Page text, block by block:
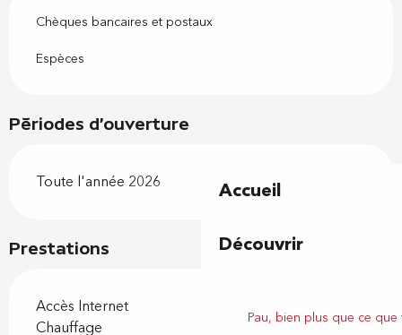
Accueil
Découvrir
Pau, bien plus que ce
Prestations
Accès Internet
Chauffage
Chèques bancaires et postaux
Espèces
Périodes d'ouverture
Toute l'année 2026